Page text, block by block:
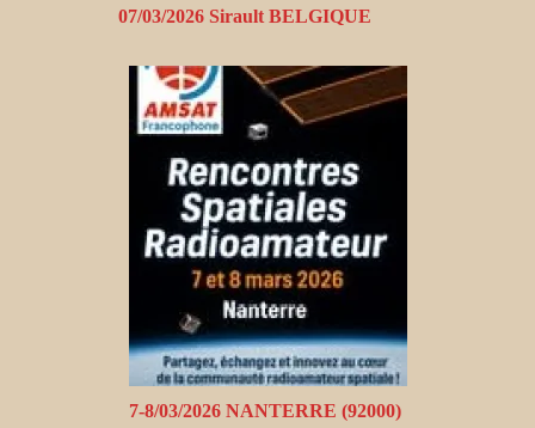
07/03/2026 Sirault BELGIQUE
7-8/03/2026 NANTERRE (92000)